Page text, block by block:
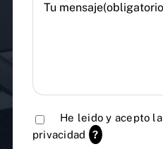
He leido y acepto la
privacidad
?